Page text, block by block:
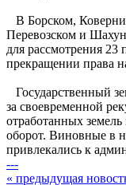
В Борском,
Перевозском и
для рассмотрения
прекращении права
Государственный
за своевременной
отработанных
оборот. Виновные в
привлекались к
---
« предыдущая